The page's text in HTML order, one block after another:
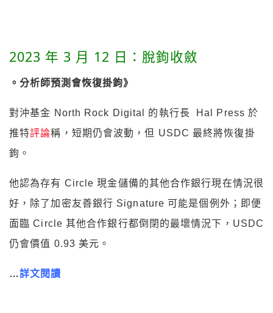
2023 年 3 月 12 日：脫鉤收斂
。分析師預測會恢復掛鉤》
對沖基金 North Rock Digital 的執行長 Hal Press 於
推特評論稱，短期仍會波動，但 USDC 最終將恢復掛
鉤。
他認為存有 Circle 現金儲備的其他合作銀行現在情況很
好，除了加密友善銀行 Signature 可能是個例外；即便
面臨 Circle 其他合作銀行都倒閉的最壞情況下，USDC
仍會價值 0.93 美元。
…詳文閱讀